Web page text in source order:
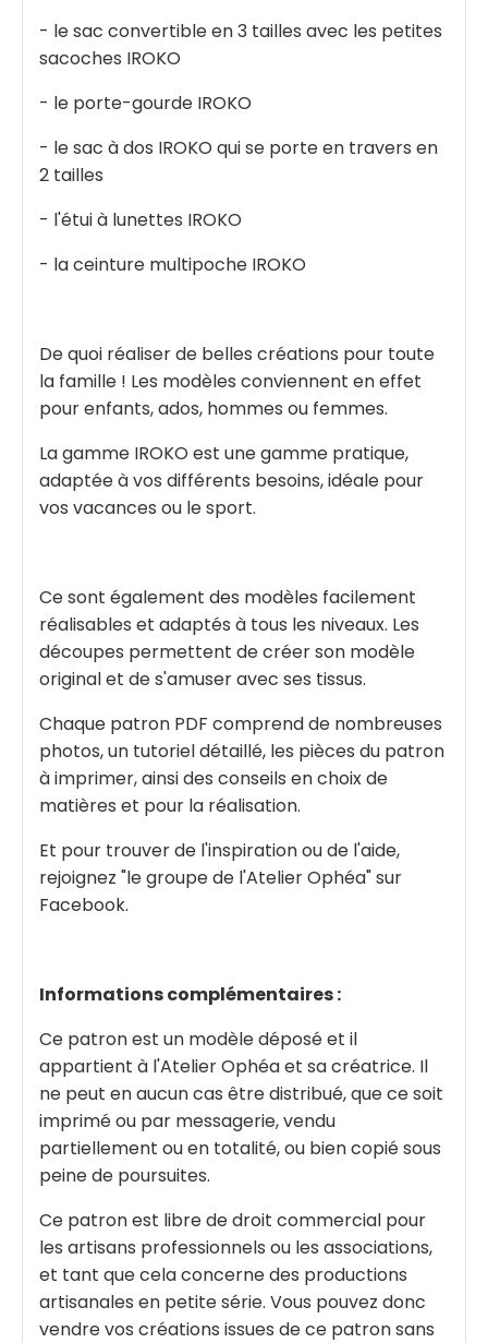
- le sac convertible en 3 tailles avec les petites
sacoches IROKO
- le porte-gourde IROKO
- le sac à dos IROKO qui se porte en travers en
2 tailles
- l'étui à lunettes IROKO
- la ceinture multipoche IROKO
De quoi réaliser de belles créations pour toute
la famille ! Les modèles conviennent en effet
pour enfants, ados, hommes ou femmes.
La gamme IROKO est une gamme pratique,
adaptée à vos différents besoins, idéale pour
vos vacances ou le sport.
Ce sont également des modèles facilement
réalisables et adaptés à tous les niveaux. Les
découpes permettent de créer son modèle
original et de s'amuser avec ses tissus.
Chaque patron PDF comprend de nombreuses
photos, un tutoriel détaillé, les pièces du patron
à imprimer, ainsi des conseils en choix de
matières et pour la réalisation.
Et pour trouver de l'inspiration ou de l'aide,
rejoignez "le groupe de l'Atelier Ophéa" sur
Facebook.
Informations complémentaires :
Ce patron est un modèle déposé et il
appartient à l'Atelier Ophéa et sa créatrice. Il
ne peut en aucun cas être distribué, que ce soit
imprimé ou par messagerie, vendu
partiellement ou en totalité, ou bien copié sous
peine de poursuites.
Ce patron est libre de droit commercial pour
les artisans professionnels ou les associations,
et tant que cela concerne des productions
artisanales en petite série. Vous pouvez donc
vendre vos créations issues de ce patron sans